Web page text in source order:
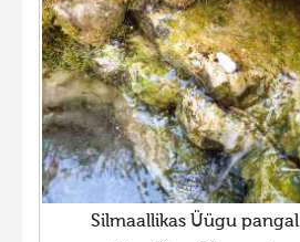
Silmaallikas Üügu pangal